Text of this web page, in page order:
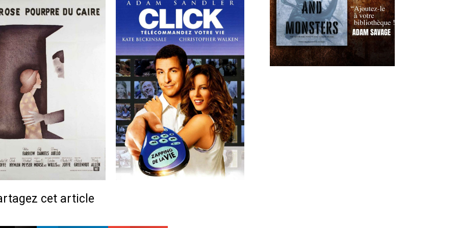
cet article